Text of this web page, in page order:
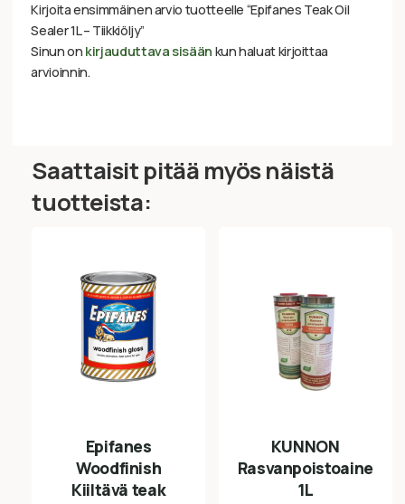
Kirjoita ensimmäinen arvio tuotteelle “Epifanes Teak Oil
Sealer 1L – Tiikkiöljy”
Sinun on kirjauduttava sisään kun haluat kirjoittaa
arvioinnin.
Saattaisit pitää myös näistä
tuotteista:
Epifanes
Woodfinish
Kiiltävä teak
KUNNON
Rasvanpoistoaine
1L